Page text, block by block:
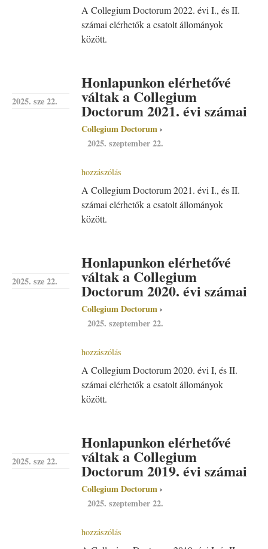
A Collegium Doctorum 2022. évi I., és II.
számai elérhetők a csatolt állományok
között.
2025. sze 22.
Honlapunkon elérhetővé
váltak a Collegium
Doctorum 2021. évi számai
Collegium Doctorum
2025. szeptember 22.
hozzászólás
A Collegium Doctorum 2021. évi I., és II.
számai elérhetők a csatolt állományok
között.
2025. sze 22.
Honlapunkon elérhetővé
váltak a Collegium
Doctorum 2020. évi számai
Collegium Doctorum
2025. szeptember 22.
hozzászólás
A Collegium Doctorum 2020. évi I, és II.
számai elérhetők a csatolt állományok
között.
2025. sze 22.
Honlapunkon elérhetővé
váltak a Collegium
Doctorum 2019. évi számai
Collegium Doctorum
2025. szeptember 22.
hozzászólás